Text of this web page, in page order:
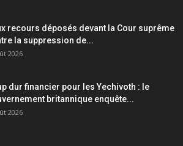
recours déposés devant la Cour suprême
la suppression de...
2026
dur financier pour les Yechivoth : le
britannique enquête...
2026